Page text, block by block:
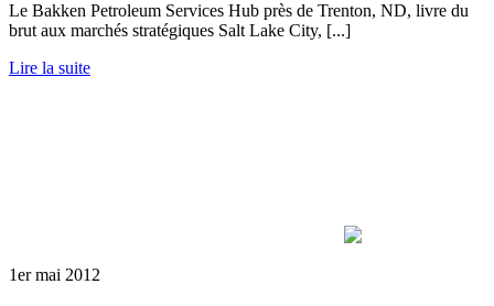
Le Bakken Petroleum Services Hub près de Trenton, ND, livre du
brut aux marchés stratégiques Salt Lake City, [...]
Lire la suite
1er mai 2012